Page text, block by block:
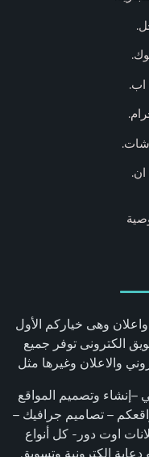
وهى خياركم الأول
الكترونى توفر جميع
والاعلان وغيرها مثل
–إنشاء وتصميم المواقع
– تصاميم جرافيك –
اوت دور- كل أنواع
اب.
شات.
ان.